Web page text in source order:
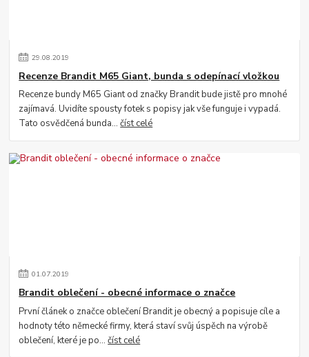
29.08.2019
Recenze Brandit M65 Giant, bunda s odepínací vložkou
Recenze bundy M65 Giant od značky Brandit bude jistě pro mnohé
zajímavá. Uvidíte spousty fotek s popisy jak vše funguje i vypadá.
Tato osvědčená bunda...číst celé
01.07.2019
Brandit oblečení - obecné informace o značce
První článek o značce oblečení Brandit je obecný a popisuje cíle a
hodnoty této německé firmy, která staví svůj úspěch na výrobě
oblečení, které je po...číst celé